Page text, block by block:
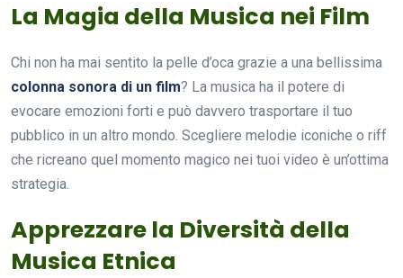
La Magia della Musica nei Film
Chi non ha mai sentito la pelle d’oca grazie a una bellissima
colonna sonora di un film? La musica ha il potere di
evocare emozioni forti e può davvero trasportare il tuo
pubblico in un altro mondo. Scegliere melodie iconiche o riff
che ricreano quel momento magico nei tuoi video è un’ottima
strategia.
Apprezzare la Diversità della
Musica Etnica